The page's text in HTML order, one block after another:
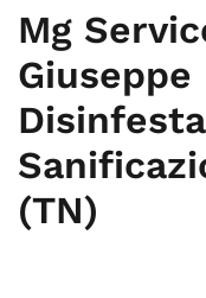
Mg
Giuseppe
(TN)